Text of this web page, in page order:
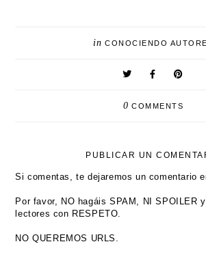
in CONOCIENDO
0 COMMENTS
PUBLICAR UN
Si comentas, te dejaremos un comentario
Por favor, NO hagáis SPAM, NI SPOILER
lectores con RESPETO.
NO QUEREMOS URLS.